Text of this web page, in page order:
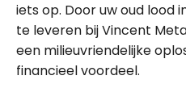
iets op. Door uw oud lood
te leveren bij Vincent
een milieuvriendelijke
financieel voordeel.